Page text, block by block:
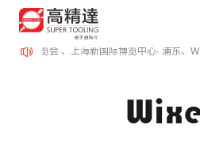
工博览会 、上海新国际博览中心· 浦东、